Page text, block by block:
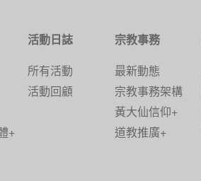
+
活動日誌
所有活動
活動回顧
宗教事務
最新動態
宗教事務架構
黃大仙信仰+
道教推廣+